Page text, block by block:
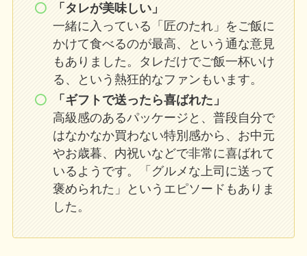
「タレが美味しい」
一緒に入っている「匠のたれ」をご飯に
かけて食べるのが最高、という通な意見
もありました。タレだけでご飯一杯いけ
る、という熱狂的なファンもいます。
「ギフトで送ったら喜ばれた」
高級感のあるパッケージと、普段自分で
はなかなか買わない特別感から、お中元
やお歳暮、内祝いなどで非常に喜ばれて
いるようです。「グルメな上司に送って
褒められた」というエピソードもありま
した。